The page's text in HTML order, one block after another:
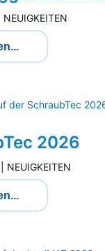
NEUIGKEITEN
2026
NEUIGKEITEN